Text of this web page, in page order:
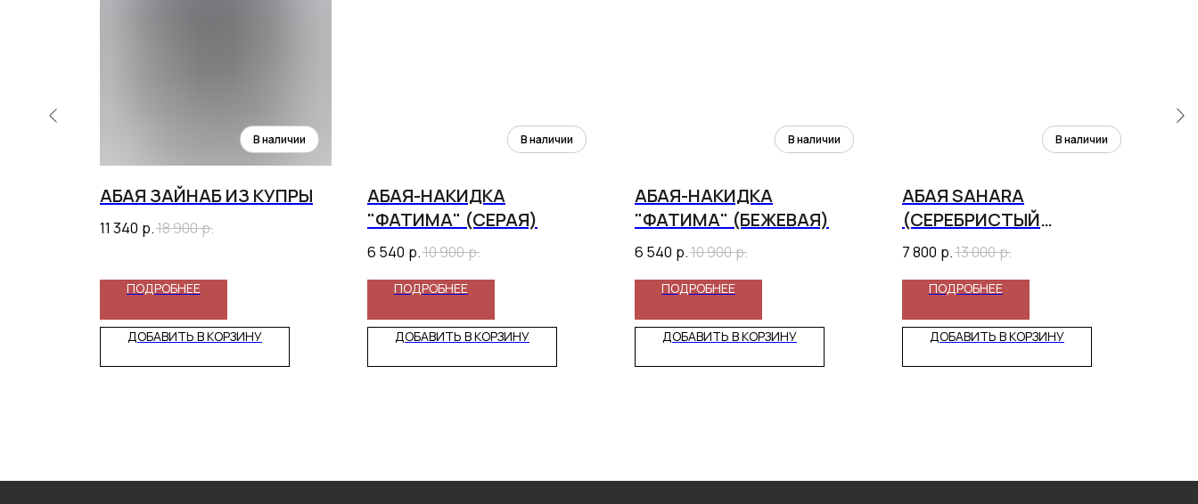
АБАЯ ЗАЙНАБ ИЗ КУПРЫ
11 340 р.18 900р.
ПОДРОБНЕЕ
ДОБАВИТЬ В КОРЗИНУ
АБАЯ-НАКИДКА
"ФАТИМА" (СЕРАЯ)
6 540 р.10 900р.
ПОДРОБНЕЕ
ДОБАВИТЬ В КОРЗИНУ
АБАЯ-НАКИДКА
"ФАТИМА" (БЕЖЕВАЯ)
6 540 р.10 900р.
ПОДРОБНЕЕ
ДОБАВИТЬ В КОРЗИНУ
АБАЯ SAHARA
(СЕРЕБРИСТЫЙ
МЕТАЛЛИК)
7 800 р.13 000р.
ПОДРОБНЕЕ
ДОБАВИТЬ В КОРЗИНУ